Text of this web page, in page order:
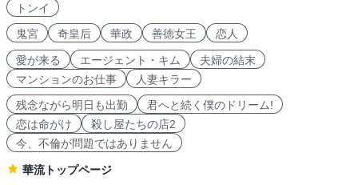
トンイ
鬼宮
奇皇后 華政 善徳女王 恋人
愛が来る エージェント・キム
夫婦の結末
マンションのお仕事
人妻キラー
残念ながら明日も出勤
君へと続く僕のドリーム!
恋は命がけ
殺し屋たちの店2
今、不倫が問題ではありません
華流トップページ